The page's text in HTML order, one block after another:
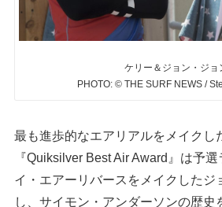
ケリー＆ジョン・ジョ
PHOTO: © THE SURF NEWS /
最も進歩的なエアリアルをメイクし
『Quiksilver Best Air Award』は予
イ・エアーリバースをメイクしたジ
し、サイモン・アンダーソンの歴史